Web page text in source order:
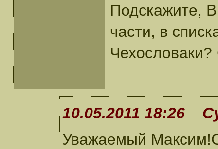
Подскажите,
части, в
10.05.2011 18:26
Уважаемый